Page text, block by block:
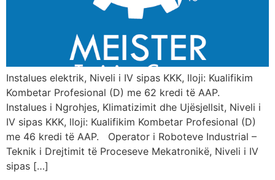
Instalues elektrik, Niveli i IV sipas KKK, lloji: Kualifikim
Kombetar Profesional (D) me 62 kredi të AAP.
Instalues i Ngrohjes, Klimatizimit dhe Ujësjellsit, Niveli i
IV sipas KKK, lloji: Kualifikim Kombetar Profesional (D)
me 46 kredi të AAP. Operator i Roboteve Industrial –
Teknik i Drejtimit të Proceseve Mekatronikë, Niveli i IV
sipas […]